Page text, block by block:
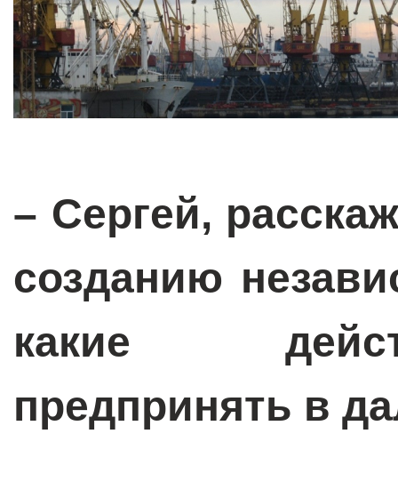
– Сергей,
созданию
какие
предпринять в